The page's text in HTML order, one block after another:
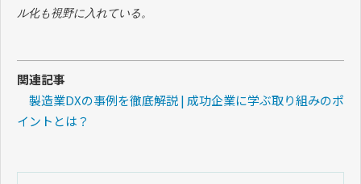
ル化も視野に入れている。
関連記事
製造業DXの事例を徹底解説 | 成功企業に学ぶ取り組みのポ
イントとは？